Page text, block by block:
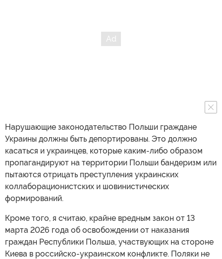
Нарушающие законодательство Польши граждане
Украины должны быть депортированы. Это должно
касаться и украинцев, которые каким-либо образом
пропагандируют на территории Польши бандеризм или
пытаются отрицать преступления украинских
коллаборационистских и шовинистических
формирований.
Кроме того, я считаю, крайне вредным закон от 13
марта 2026 года об освобождении от наказания
граждан Республики Польша, участвующих на стороне
Киева в российско-украинском конфликте. Поляки не